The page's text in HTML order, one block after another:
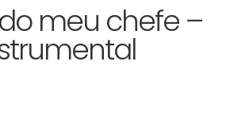
meu chefe –